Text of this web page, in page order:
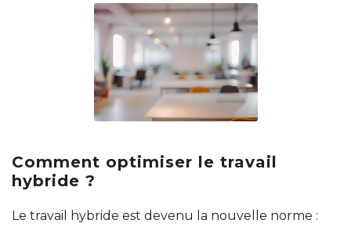
Comment optimiser le travail
hybride ?
Le travail hybride est devenu la nouvelle norme :